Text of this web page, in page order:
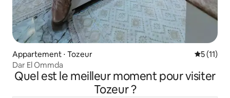
Appartement ⋅ Tozeur
5 (11)
Dar El Ommda
Quel est le meilleur moment pour visiter
Tozeur ?